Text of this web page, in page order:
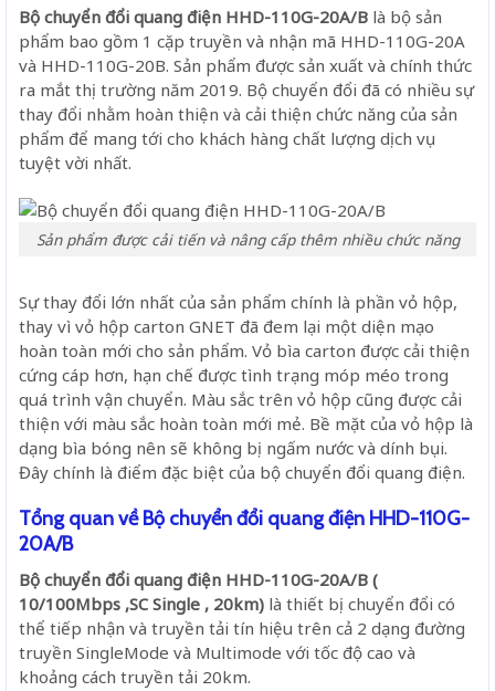
Bộ chuyển đổi quang điện HHD-110G-20A/B là bộ sản
phẩm bao gồm 1 cặp truyền và nhận mã HHD-110G-20A
và HHD-110G-20B. Sản phẩm được sản xuất và chính thức
ra mắt thị trường năm 2019. Bộ chuyển đổi đã có nhiều sự
thay đổi nhằm hoàn thiện và cải thiện chức năng của sản
phẩm để mang tới cho khách hàng chất lượng dịch vụ
tuyệt vời nhất.
Sản phẩm được cải tiến và nâng cấp thêm nhiều chức năng
Sự thay đổi lớn nhất của sản phẩm chính là phần vỏ hộp,
thay vì vỏ hộp carton GNET đã đem lại một diện mạo
hoàn toàn mới cho sản phẩm. Vỏ bìa carton được cải thiện
cứng cáp hơn, hạn chế được tình trạng móp méo trong
quá trình vận chuyển. Màu sắc trên vỏ hộp cũng được cải
thiện với màu sắc hoàn toàn mới mẻ. Bề mặt của vỏ hộp là
dạng bìa bóng nên sẽ không bị ngấm nước và dính bụi.
Đây chính là điểm đặc biệt của bộ chuyển đổi quang điện.
Tổng quan về Bộ chuyển đổi quang điện HHD-110G-
20A/B
Bộ chuyển đổi quang điện HHD-110G-20A/B (
10/100Mbps ,SC Single , 20km) là thiết bị chuyển đổi có
thể tiếp nhận và truyền tải tín hiệu trên cả 2 dạng đường
truyền SingleMode và Multimode với tốc độ cao và
khoảng cách truyền tải 20km.